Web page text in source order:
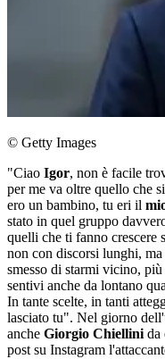
© Getty Images
"Ciao Igor, non è facile
per me va oltre quello che
ero un bambino, tu eri il
stato in quel gruppo
quelli che ti fanno crescere
non con discorsi lunghi,
smesso di starmi vicino,
sentivi anche da lontano
In tante scelte, in tanti
lasciato tu". Nel giorno
anche Giorgio Chiellini da
post su Instagram